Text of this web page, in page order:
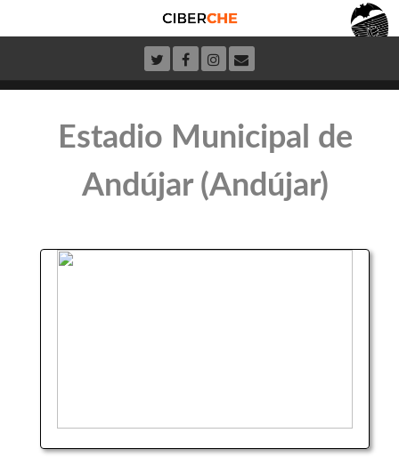
Estadio Municipal de
Andújar (Andújar)